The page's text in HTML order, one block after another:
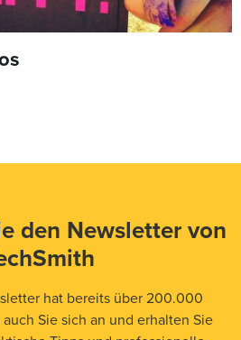
den Newsletter von
hat bereits über 200.000
Sie sich an und erhalten Sie